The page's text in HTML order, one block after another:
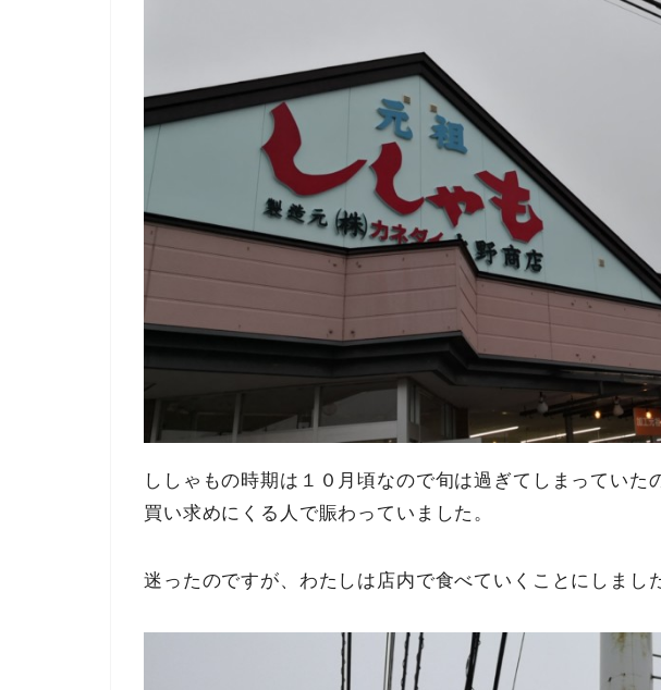
ししゃもの時期は１０月頃なので旬は過ぎてしまっていた
買い求めにくる人で賑わっていました。
迷ったのですが、わたしは店内で食べていくことにしまし